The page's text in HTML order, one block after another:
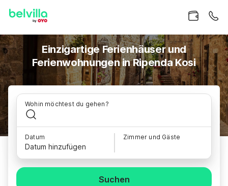
Einzigartige Ferienhäuser und
Ferienwohnungen in Ripenda Kosi
Wohin möchtest du gehen?
Datum
Datum hinzufügen
Zimmer und Gäste
Suchen